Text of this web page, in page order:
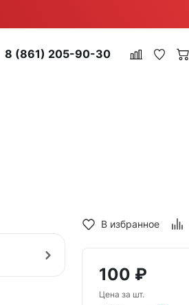
8 (861) 205-90-30
В избранное
100 ₽
Цена за шт.